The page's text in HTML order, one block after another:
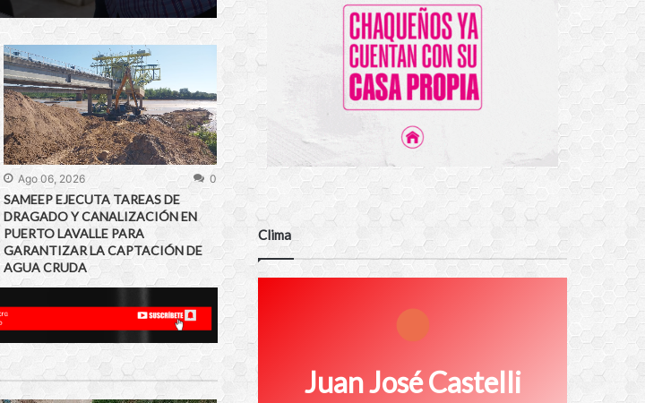
Ago 06, 2026 0
SAMEEP EJECUTA TAREAS DE
DRAGADO Y CANALIZACIÓN EN
PUERTO LAVALLE PARA
GARANTIZAR LA CAPTACIÓN DE
AGUA CRUDA
Clima
Juan José Castelli